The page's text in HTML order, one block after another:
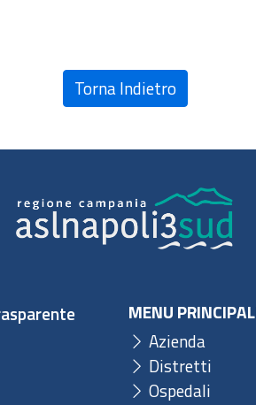
Torna Indietro
MENU
Azienda
Distretti
Ospedali